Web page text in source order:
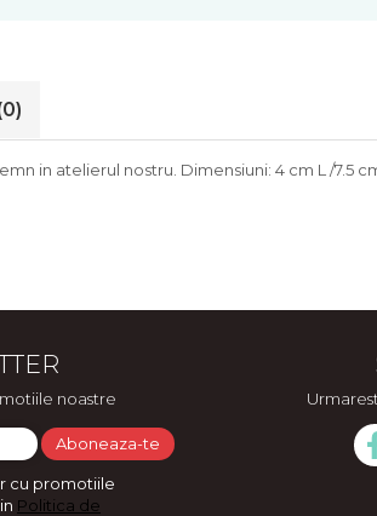
in atelierul nostru. Dimensiuni: 4 cm L /7.5
noastre
cu promotiile
Politica de